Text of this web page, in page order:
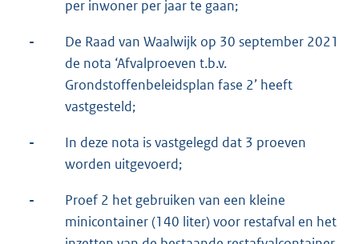
per inwoner per jaar te gaan;
-
De Raad van Waalwijk op 30 september 2021
de nota ‘Afvalproeven t.b.v.
Grondstoffenbeleidsplan fase 2’ heeft
vastgesteld;
-
In deze nota is vastgelegd dat 3 proeven
worden uitgevoerd;
-
Proef 2 het gebruiken van een kleine
minicontainer (140 liter) voor restafval en het